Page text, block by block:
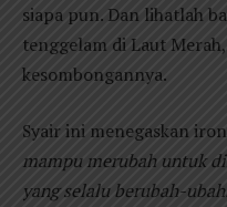
siapa pun. Dan lihatlah
tenggelam di Laut
kesombongannya.
Syair ini menegaskan
mampu merubah untuk
yang selalu berubah-